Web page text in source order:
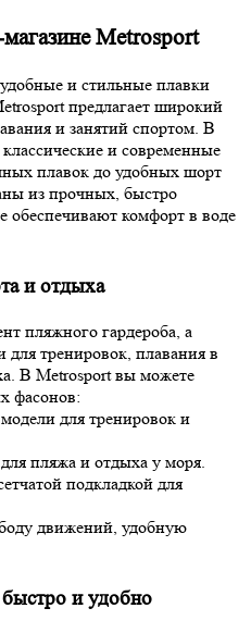
Metrosport
и стильные плавки
предлагает широкий
и занятий спортом. В
и современные
плавок до удобных шорт
из прочных, быстро
обеспечивают комфорт в воде
и отдыха
пляжного гардероба, а
для тренировок, плавания в
В Metrosport вы можете
фасонов:
для тренировок и
пляжа и отдыха у моря.
подкладкой для
движений, удобную
и удобно